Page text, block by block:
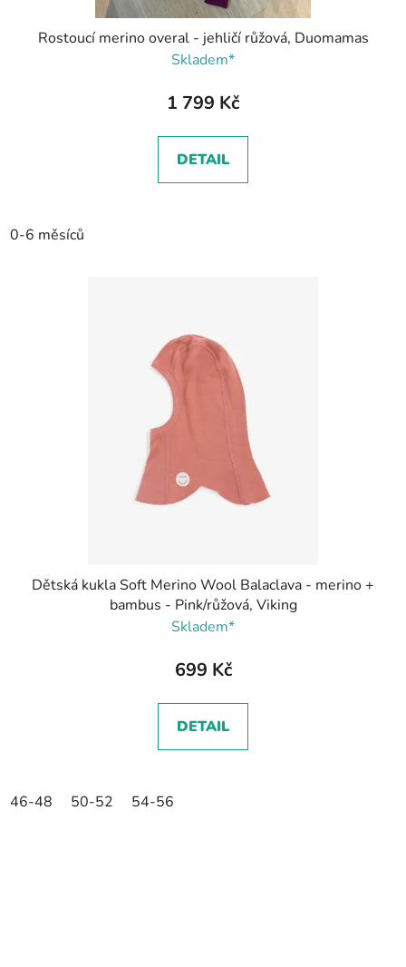
Rostoucí merino overal - jehličí růžová, Duomamas
Skladem*
1 799 Kč
DETAIL
0-6 měsíců
Dětská kukla Soft Merino Wool Balaclava - merino +
bambus - Pink/růžová, Viking
Skladem*
699 Kč
DETAIL
46-48 50-52 54-56